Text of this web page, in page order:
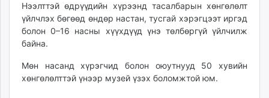
tvmongolia.mn
mass.mn
unegui.mn
toim.mn
tac.mn
Нээлттэй өдрүүдийн хүрээнд тасалбарын хөнгөлөлт
үйлчлэх бөгөөд өндөр настан, тусгай хэрэгцээт иргэд
болон 0–16 насны хүүхдүүд үнэ төлбөргүй үйлчилж
байна.
Мөн насанд хүрэгчид болон оюутнууд 50 хувийн
хөнгөлөлттэй үнээр музей үзэх боломжтой юм.